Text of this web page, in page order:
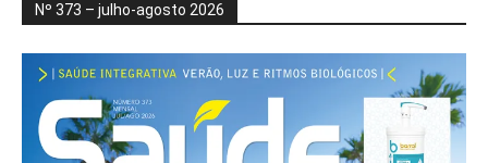
Nº 373 – julho-agosto 2026